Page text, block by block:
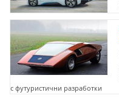
с футуристични разработки